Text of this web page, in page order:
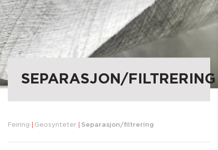
SEPARASJON/FILTRERING
Feiring Geosynteter Separasjon/filtrering